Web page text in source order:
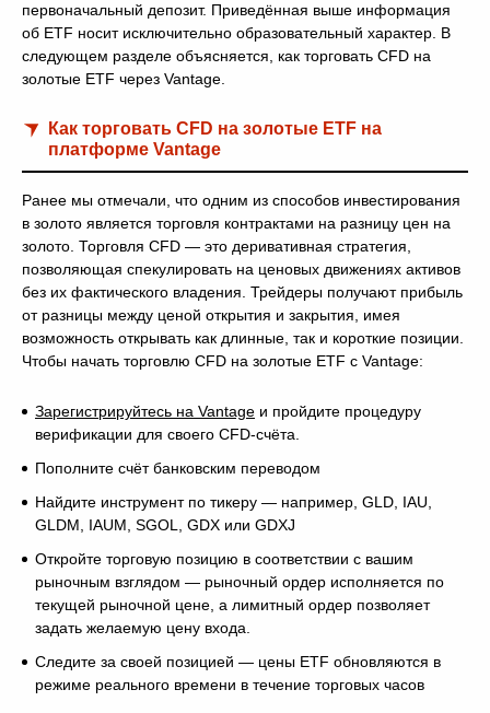
первоначальный депозит. Приведённая выше информация
об ETF носит исключительно образовательный характер. В
следующем разделе объясняется, как торговать CFD на
золотые ETF через Vantage.
Как торговать CFD на золотые ETF на
платформе Vantage
Ранее мы отмечали, что одним из способов инвестирования
в золото является торговля контрактами на разницу цен на
золото. Торговля CFD — это деривативная стратегия,
позволяющая спекулировать на ценовых движениях активов
без их фактического владения. Трейдеры получают прибыль
от разницы между ценой открытия и закрытия, имея
возможность открывать как длинные, так и короткие позиции.
Чтобы начать торговлю CFD на золотые ETF с Vantage:
Зарегистрируйтесь на Vantage и пройдите процедуру
верификации для своего CFD-счёта.
Пополните счёт банковским переводом
Найдите инструмент по тикеру — например, GLD, IAU,
GLDM, IAUM, SGOL, GDX или GDXJ
Откройте торговую позицию в соответствии с вашим
рыночным взглядом — рыночный ордер исполняется по
текущей рыночной цене, а лимитный ордер позволяет
задать желаемую цену входа.
Следите за своей позицией — цены ETF обновляются в
режиме реального времени в течение торговых часов